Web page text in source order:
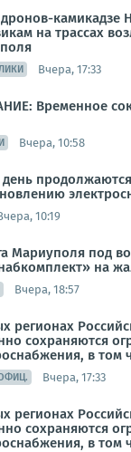
камикадзе
на трассах
Вчера, 17:33
Временное
Вчера, 10:58
10:19
Мариуполя под
на
Вчера, 18:57
регионах
сохраняются
в том
Вчера, 17:33
регионах
сохраняются
в том